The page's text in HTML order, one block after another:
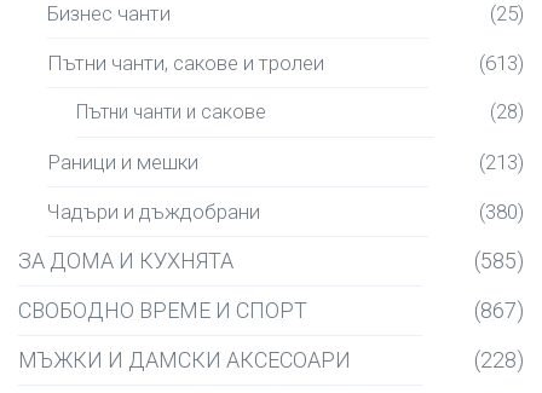
Бизнес чанти (25)
Пътни чанти, сакове и тролеи (613)
Пътни чанти и сакове (28)
Раници и мешки (213)
Чадъри и дъждобрани (380)
ЗА ДОМА И КУХНЯТА
(585)
СВОБОДНО ВРЕМЕ И СПОРТ
(867)
МЪЖКИ И ДАМСКИ АКСЕСОАРИ
(228)